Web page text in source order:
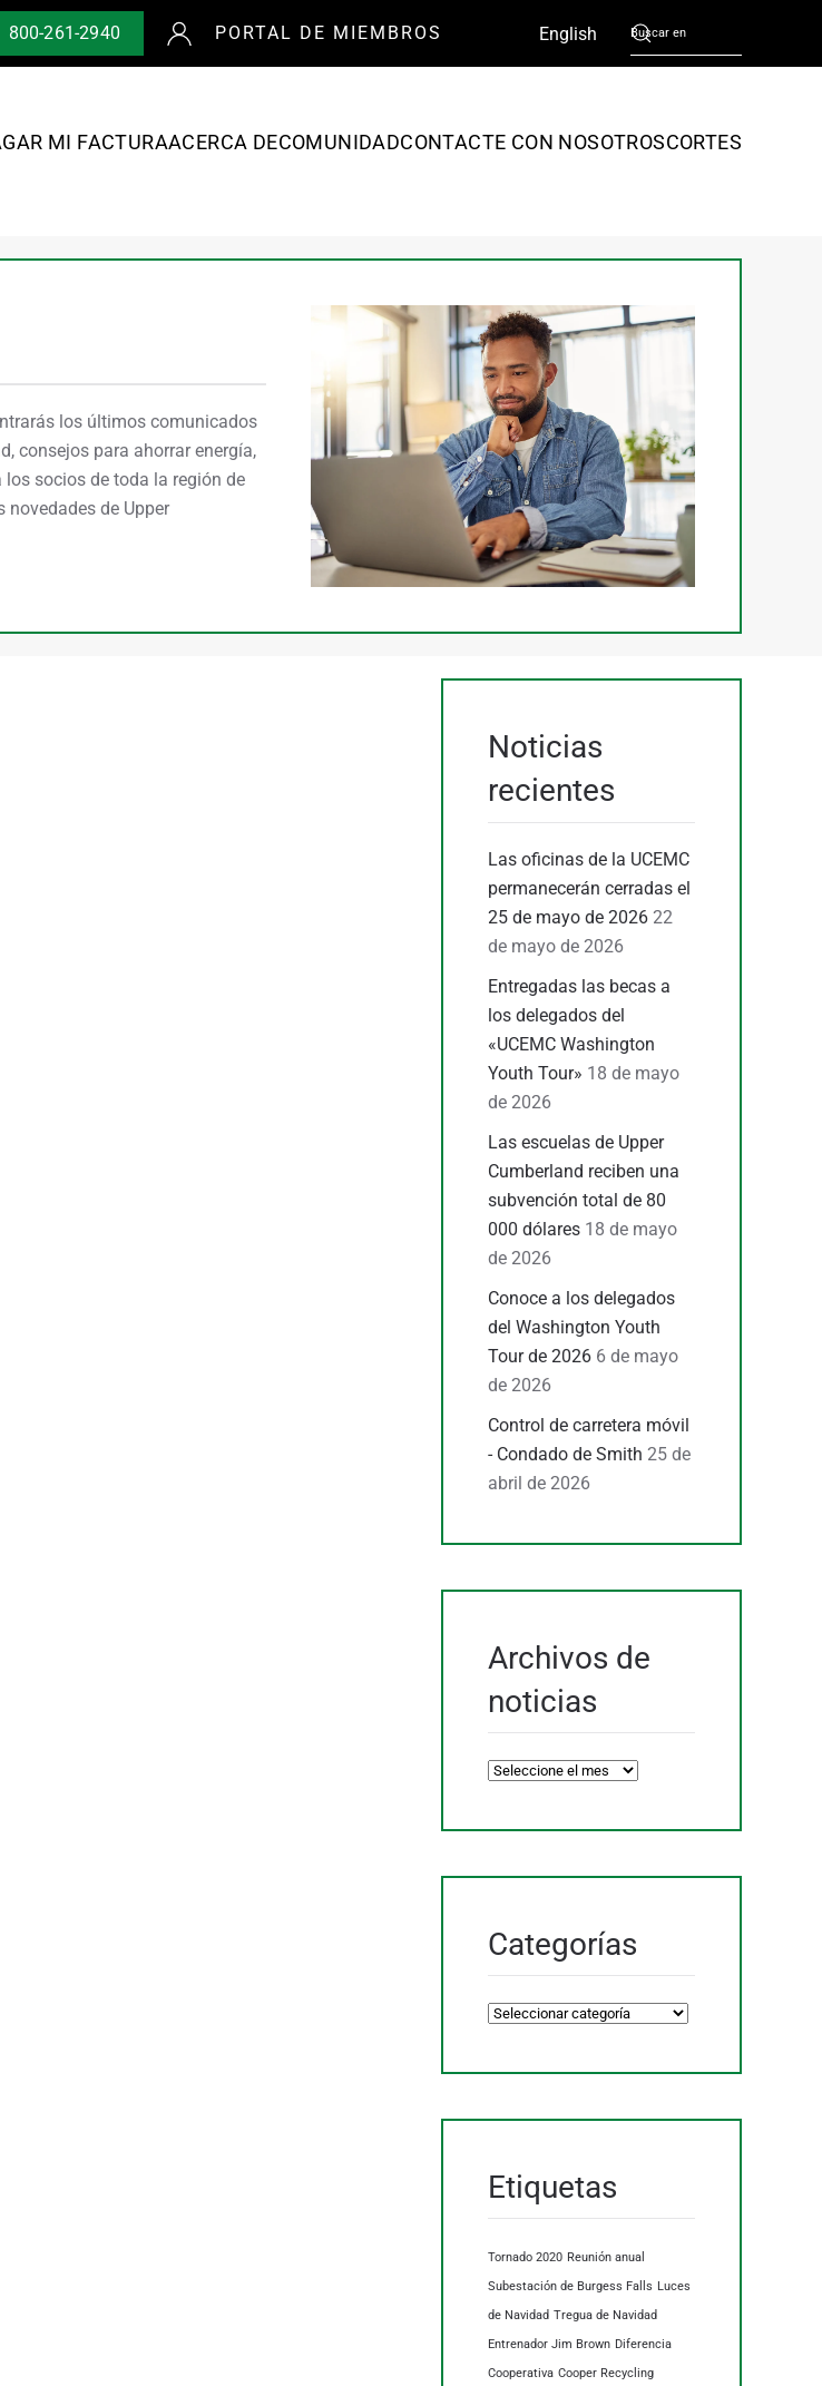
800-261-2940 PORTAL DE MIEMBROS English
MI FACTURAACERCA DECOMUNIDADCONTACTE CON NOSOTROSCORTES
los últimos comunicados
consejos para ahorrar energía,
socios de toda la región de
de Upper
Noticias
recientes
Las oficinas de la UCEMC
permanecerán cerradas el
25 de mayo de 2026 22
de mayo de 2026
Entregadas las becas a
los delegados del
«UCEMC Washington
Youth Tour» 18 de mayo
de 2026
Las escuelas de Upper
Cumberland reciben una
subvención total de 80
000 dólares 18 de mayo
de 2026
Conoce a los delegados
del Washington Youth
Tour de 2026 6 de mayo
de 2026
Control de carretera móvil
- Condado de Smith 25 de
abril de 2026
Archivos de
noticias
Archivos
noticias
Categorías
Categorías
Etiquetas
Tornado 2020 Reunión anual
Subestación de Burgess Falls Luces
de Navidad Tregua de Navidad
Entrenador Jim Brown Diferencia
Cooperativa Cooper Recycling